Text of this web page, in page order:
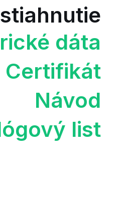
dáta
Certifikát
Návod
list